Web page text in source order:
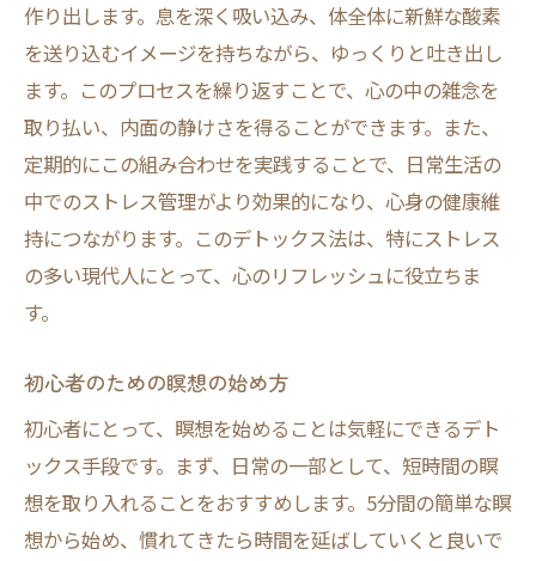
作り出します。息を深く吸い込み、体全体に新鮮な酸素
を送り込むイメージを持ちながら、ゆっくりと吐き出し
ます。このプロセスを繰り返すことで、心の中の雑念を
取り払い、内面の静けさを得ることができます。また、
定期的にこの組み合わせを実践することで、日常生活の
中でのストレス管理がより効果的になり、心身の健康維
持につながります。このデトックス法は、特にストレス
の多い現代人にとって、心のリフレッシュに役立ちま
す。
初心者のための瞑想の始め方
初心者にとって、瞑想を始めることは気軽にできるデト
ックス手段です。まず、日常の一部として、短時間の瞑
想を取り入れることをおすすめします。5分間の簡単な瞑
想から始め、慣れてきたら時間を延ばしていくと良いで